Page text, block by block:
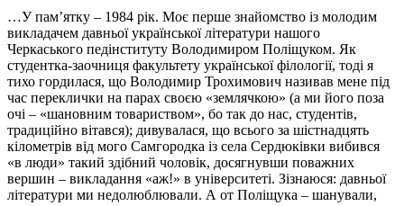
…У пам’ятку – 1984 рік. Моє перше знайомство із молодим
викладачем давньої української літератури нашого
Черкаського педінституту Володимиром Поліщуком. Як
студентка-заочниця факультету української філології, тоді я
тихо гордилася, що Воло­димир Трохимович називав мене під
час переклички на парах своєю «зем­лячкою» (а ми його поза
очі – «шановним товариством», бо так до нас, студентів,
традиційно вітався); дивувалася, що всього за шістнадцять
кілометрів від мого Самгородка із села Сердюківки вибився
«в люди» такий здібний чоловік, досягнув­ши поважних
вершин – викладання «аж!» в університеті. Зізнаюся: давньої
літератури ми недолюблювали. А от Поліщука – шанували,